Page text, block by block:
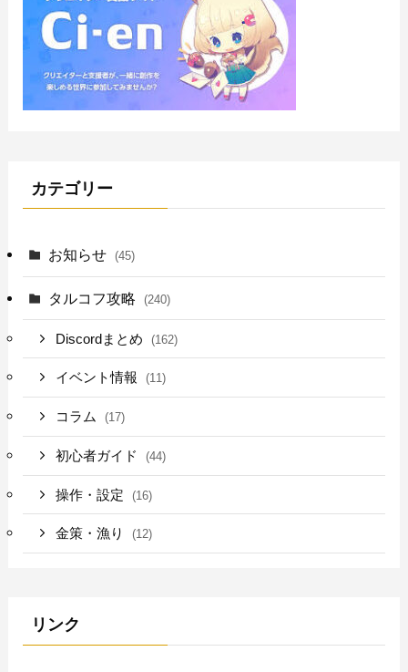
カテゴリー
お知らせ (45)
タルコフ攻略 (240)
Discordまとめ (162)
イベント情報 (11)
コラム (17)
初心者ガイド (44)
操作・設定 (16)
金策・漁り (12)
リンク